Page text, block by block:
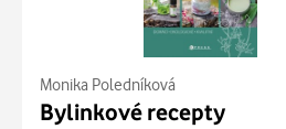
Monika Poledníková
Bylinkové recepty